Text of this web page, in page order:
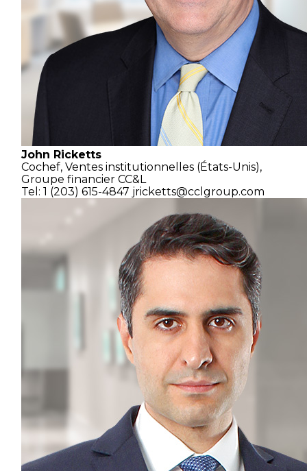
John Ricketts
Cochef, Ventes institutionnelles (États-Unis),
Groupe financier CC&L
Tel: 1 (203) 615-4847 jricketts@cclgroup.com